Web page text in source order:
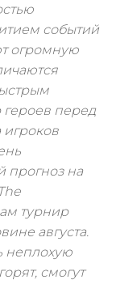
событий
огромную
героев перед
игроков
прогноз на
турнир
августа.
неплохую
смогут